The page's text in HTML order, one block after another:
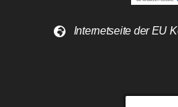
Internetseite der EU